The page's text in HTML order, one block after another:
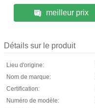
meilleur prix
Détails sur le produit
Lieu d'origine:
Nom de marque:
Certification:
Numéro de modèle: